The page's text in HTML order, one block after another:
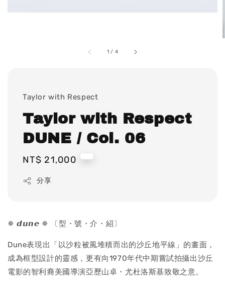
1 / 4
Taylor with Respect
Taylor with Respect
DUNE / Col. 06
Regular
NT$ 21,000
分享
✵ 𝙙𝙪𝙣𝙚 ✵ 〔型・號・介・紹〕
Dune表現出「以沙粒被風堆積而出的沙丘地平線」的畫面，
成為框型設計的靈感，更有向1970年代中期嘗試拍攝出沙丘
電影的智利裔美國導演亞歷山卓・尤杜洛斯基致敬之意。